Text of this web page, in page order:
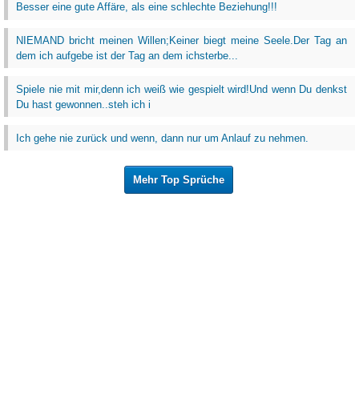
Besser eine gute Affäre, als eine schlechte Beziehung!!!
NIEMAND bricht meinen Willen;Keiner biegt meine Seele.Der Tag an
dem ich aufgebe ist der Tag an dem ichsterbe...
Spiele nie mit mir,denn ich weiß wie gespielt wird!Und wenn Du denkst
Du hast gewonnen..steh ich i
Ich gehe nie zurück und wenn, dann nur um Anlauf zu nehmen.
Mehr Top Sprüche